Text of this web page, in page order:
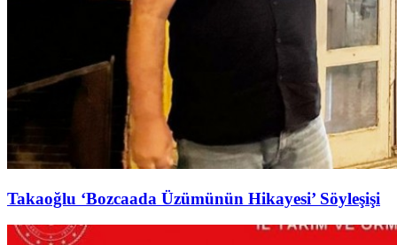
Takaoğlu ‘Bozcaada Üzümünün Hikayesi’ Söyleşişi